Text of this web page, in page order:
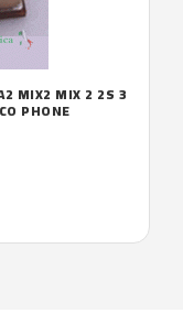
MIX2 MIX 2 2S 3
PHONE